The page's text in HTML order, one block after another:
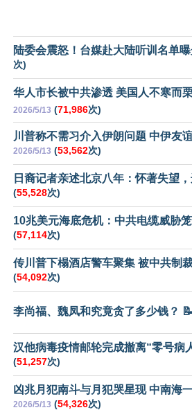
陆委会震怒！台媒赴大陆听训名单
次)
华人市长被中共渗透 美国人不寒而
2026/5/13 (71,986次)
川普称不需习介入伊朗问题 中伊友
2026/5/13 (53,562次)
日裔记者亲述北京八年：怀著失望
(55,528次)
10兆美元海底危机：中共电缆威胁
(57,114次)
传川普下榻酒店警车聚集 被中共制
(54,092次)
李尚福、魏凤和究竟贪了多少钱？ 📝
汉他病毒疫情邮轮完成撤离“零号病
(51,257次)
凶兆月犯南斗与月犯哭星现 中南海
2026/5/13 (54,326次)